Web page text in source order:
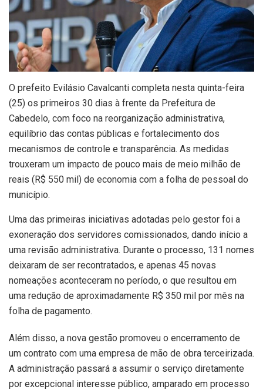
O prefeito Evilásio Cavalcanti completa nesta quinta-feira
(25) os primeiros 30 dias à frente da Prefeitura de
Cabedelo, com foco na reorganização administrativa,
equilíbrio das contas públicas e fortalecimento dos
mecanismos de controle e transparência. As medidas
trouxeram um impacto de pouco mais de meio milhão de
reais (R$ 550 mil) de economia com a folha de pessoal do
município.
Uma das primeiras iniciativas adotadas pelo gestor foi a
exoneração dos servidores comissionados, dando início a
uma revisão administrativa. Durante o processo, 131 nomes
deixaram de ser recontratados, e apenas 45 novas
nomeações aconteceram no período, o que resultou em
uma redução de aproximadamente R$ 350 mil por mês na
folha de pagamento.
Além disso, a nova gestão promoveu o encerramento de
um contrato com uma empresa de mão de obra terceirizada.
A administração passará a assumir o serviço diretamente
por excepcional interesse público, amparado em processo